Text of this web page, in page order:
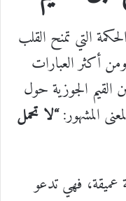
التي تمنح القلب
أكثر العبارات
القيم الجوزية حول
المشهور:“لا تحمل
عميقة، فهي تدعو